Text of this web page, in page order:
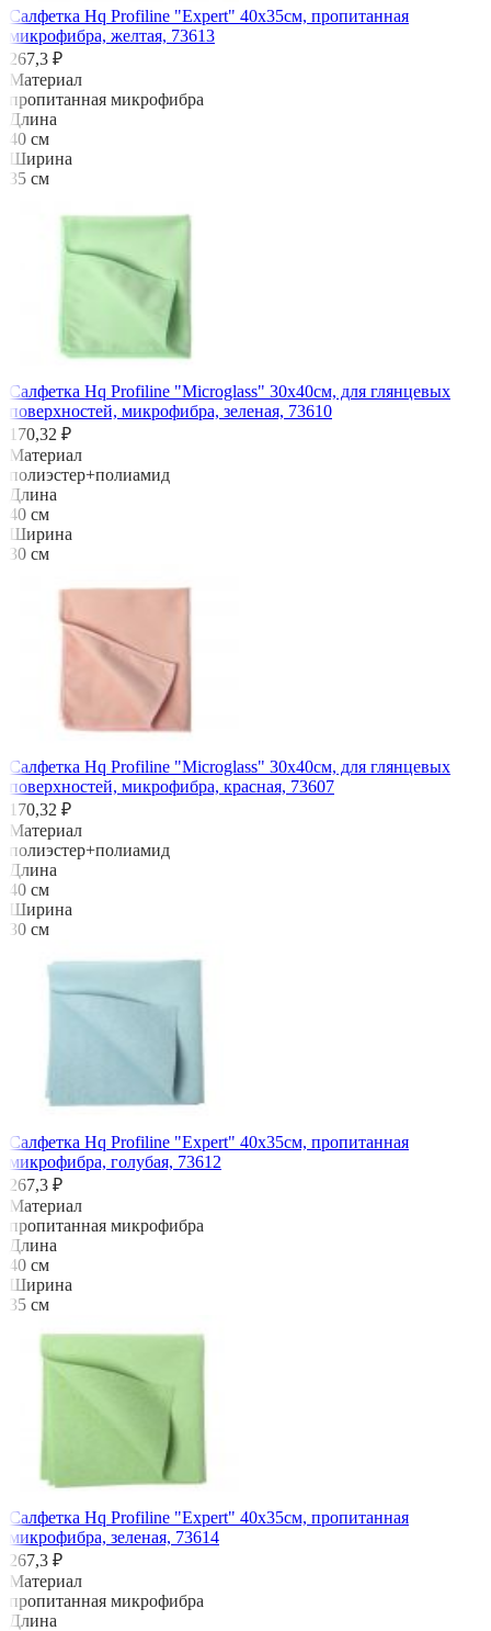
Салфетка Hq Profiline "Expert" 40х35см, пропитанная
микрофибра, желтая, 73613
267,3 ₽
Материал
пропитанная микрофибра
Длина
40 см
Ширина
35 см
Салфетка Hq Profiline "Microglass" 30х40см, для глянцевых
поверхностей, микрофибра, зеленая, 73610
170,32 ₽
Материал
полиэстер+полиамид
Длина
40 см
Ширина
30 см
Салфетка Hq Profiline "Microglass" 30х40см, для глянцевых
поверхностей, микрофибра, красная, 73607
170,32 ₽
Материал
полиэстер+полиамид
Длина
40 см
Ширина
30 см
Салфетка Hq Profiline "Expert" 40х35см, пропитанная
микрофибра, голубая, 73612
267,3 ₽
Материал
пропитанная микрофибра
Длина
40 см
Ширина
35 см
Салфетка Hq Profiline "Expert" 40х35см, пропитанная
микрофибра, зеленая, 73614
267,3 ₽
Материал
пропитанная микрофибра
Длина